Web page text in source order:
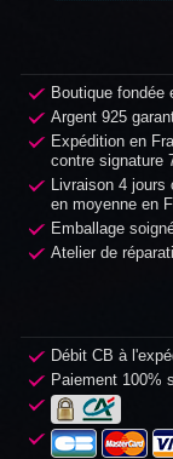
Boutique fondée
Argent 925
Expédition en
contre signature
Livraison 4 jours
en moyenne en
Emballage
Atelier de
Débit CB à
Paiement 100%